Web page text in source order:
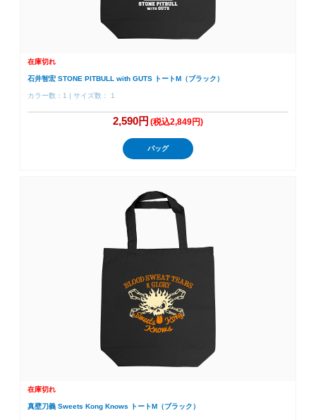
在庫切れ
石井智宏 STONE PITBULL with GUTS トートM（ブラック）
カラー数：1 | サイズ数： 1
2,590円 (税込2,849円)
バッグ
在庫切れ
真壁刀義 Sweets Kong Knows トートM（ブラック）